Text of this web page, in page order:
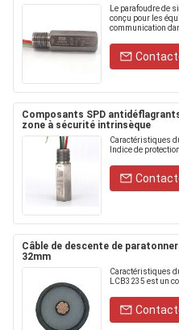
Le parafoudre de
conçu pour les
communication
Composants SPD
zone à sécurité intrinsèque
Caractéristiques
Indice de
Câble de descente de
32mm
Caractéristiques
LCB3235 est un